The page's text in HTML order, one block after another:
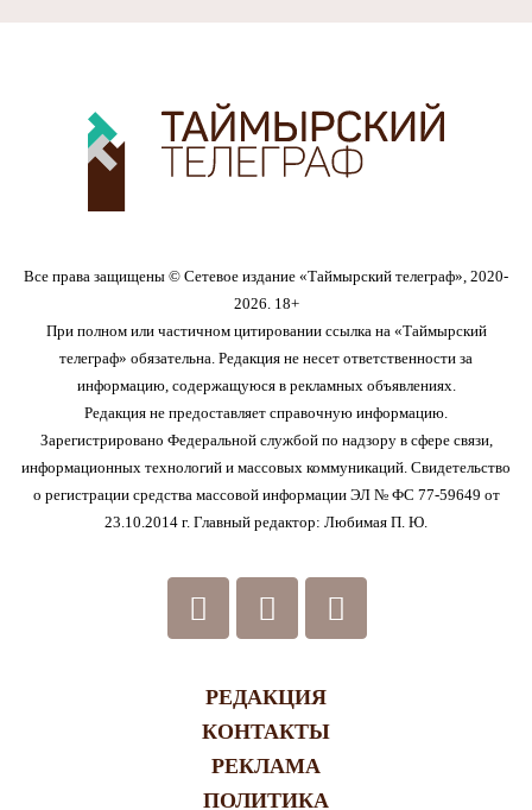
Все права защищены © Сетевое издание «Таймырский телеграф», 2020-
2026. 18+
При полном или частичном цитировании ссылка на «Таймырский
телеграф» обязательна. Редакция не несет ответственности за
информацию, содержащуюся в рекламных объявлениях.
Редакция не предоставляет справочную информацию.
Зарегистрировано Федеральной службой по надзору в сфере связи,
информационных технологий и массовых коммуникаций. Свидетельство
о регистрации средства массовой информации ЭЛ № ФС 77-59649 от
23.10.2014 г. Главный редактор: Любимая П. Ю.
РЕДАКЦИЯ
КОНТАКТЫ
РЕКЛАМА
ПОЛИТИКА